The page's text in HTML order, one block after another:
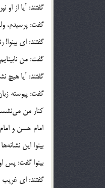
گفتند: آيا از
گفت: پرسيدم،
گفتند: اي
گفت: من
گفتند: آيا هيچ
گفت: پيوسته
كنار من
امام حسن و
بينوا اين
بينوا گفت: پس
گفتند:‌ اي